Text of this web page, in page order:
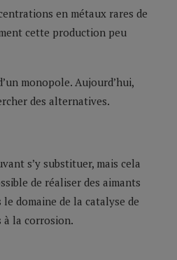
en métaux rares de
cette production peu
monopole. Aujourd’hui,
des alternatives.
s’y substituer, mais cela
de réaliser des aimants
domaine de la catalyse de
à la corrosion.